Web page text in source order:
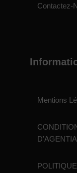
Contactez-
Mentions